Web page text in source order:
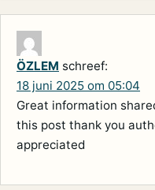
ÖZLEM schreef:
18 juni 2025 om 05:04
Great information
this post thank you
appreciated